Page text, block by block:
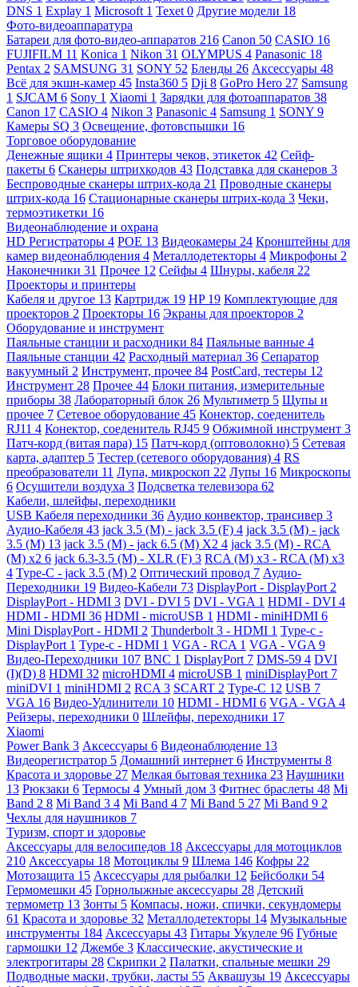
DNS 1 Explay 1 Microsoft 1 Texet 0 Другие модели 18
Фото-видеоаппаратура
Батареи для фото-видео-аппаратов 216 Canon 50 CASIO 16
FUJIFILM 11 Konica 1 Nikon 31 OLYMPUS 4 Panasonic 18
Pentax 2 SAMSUNG 31 SONY 52 Бленды 26 Аксессуары 48
Всё для экшн-камер 45 Insta360 5 Dji 8 GoPro Hero 27 Samsung
1 SJCAM 6 Sony 1 Xiaomi 1 Зарядки для фотоаппаратов 38
Canon 17 CASIO 4 Nikon 3 Panasonic 4 Samsung 1 SONY 9
Камеры SQ 3 Освещение, фотовспышки 16
Торговое оборудование
Денежные ящики 4 Принтеры чеков, этикеток 42 Сейф-
пакеты 6 Сканеры штрихкодов 43 Подставка для сканеров 3
Беспроводные сканеры штрих-кода 21 Проводные сканеры
штрих-кода 16 Стационарные сканеры штрих-кода 3 Чеки,
термоэтикетки 16
Видеонаблюдение и охрана
HD Регистраторы 4 POE 13 Видеокамеры 24 Кронштейны для
камер видеонаблюдения 4 Металлодетекторы 4 Микрофоны 2
Наконечники 31 Прочее 12 Сейфы 4 Шнуры, кабеля 22
Проекторы и принтеры
Кабеля и другое 13 Картридж 19 HP 19 Комплектующие для
проекторов 2 Проекторы 16 Экраны для проекторов 2
Оборудование и инструмент
Паяльные станции и расходники 84 Паяльные ванные 4
Паяльные станции 42 Расходный материал 36 Сепаратор
вакуумный 2 Инструмент, прочее 84 PostCard, тестеры 12
Инструмент 28 Прочее 44 Блоки питания, измерительные
приборы 38 Лабораторный блок 26 Мультиметр 5 Щупы и
прочее 7 Сетевое оборудование 45 Конектор, соеденитель
RJ11 4 Конектор, соеденитель RJ45 9 Обжимной инструмент 3
Патч-корд (витая пара) 15 Патч-корд (оптоволокно) 5 Сетевая
карта, адаптер 5 Тестер (сетевого оборудования) 4 RS
преобразователи 11 Лупа, микроскоп 22 Лупы 16 Микроскопы
6 Осушители воздуха 3 Подсветка телевизора 62
Кабели, шлейфы, переходники
USB Кабеля переходники 36 Аудио конвектор, трансивер 3
Аудио-Кабеля 43 jack 3.5 (M) - jack 3.5 (F) 4 jack 3.5 (M) - jack
3.5 (M) 13 jack 3.5 (M) - jack 6.5 (M) X2 4 jack 3.5 (M) - RCA
(M) x2 6 jack 6.3-3.5 (M) - XLR (F) 3 RCA (M) x3 - RCA (M) x3
4 Type-C - jack 3.5 (M) 2 Оптический провод 7 Аудио-
Переходники 19 Видео-Кабели 73 DisplayPort - DisplayPort 2
DisplayPort - HDMI 3 DVI - DVI 5 DVI - VGA 1 HDMI - DVI 4
HDMI - HDMI 36 HDMI - microUSB 1 HDMI - miniHDMI 6
Mini DisplayPort - HDMI 2 Thunderbolt 3 - HDMI 1 Type-c -
DisplayPort 1 Type-c - HDMI 1 VGA - RCA 1 VGA - VGA 9
Видео-Переходники 107 BNC 1 DisplayPort 7 DMS-59 4 DVI
(I)(D) 8 HDMI 32 microHDMI 4 microUSB 1 miniDisplayPort 7
miniDVI 1 miniHDMI 2 RCA 3 SCART 2 Type-C 12 USB 7
VGA 16 Видео-Удлинители 10 HDMI - HDMI 6 VGA - VGA 4
Рейзеры, переходники 0 Шлейфы, переходники 17
Xiaomi
Power Bank 3 Аксессуары 6 Видеонаблюдение 13
Видеорегистратор 5 Домашний интернет 6 Инструменты 8
Красота и здоровье 27 Мелкая бытовая техника 23 Наушники
13 Рюкзаки 6 Термосы 4 Умный дом 3 Фитнес браслеты 48 Mi
Band 2 8 Mi Band 3 4 Mi Band 4 7 Mi Band 5 27 Mi Band 9 2
Чехлы для наушников 7
Туризм, спорт и здоровье
Аксессуары для велосипедов 18 Аксессуары для мотоциклов
210 Аксессуары 18 Мотоциклы 9 Шлема 146 Кофры 22
Мотозащита 15 Аксессуары для рыбалки 12 Бейсболки 54
Гермомешки 45 Горнолыжные аксессуары 28 Детский
термометр 13 Зонты 5 Компасы, ножи, спички, секундомеры
61 Красота и здоровье 32 Металлодетекторы 14 Музыкальные
инструменты 184 Аксессуары 43 Гитары Укулеле 96 Губные
гармошки 12 Джембе 3 Классические, акустические и
электрогитары 28 Скрипки 2 Палатки, спальные мешки 29
Подводные маски, трубки, ласты 55 Аквашузы 19 Аксессуары